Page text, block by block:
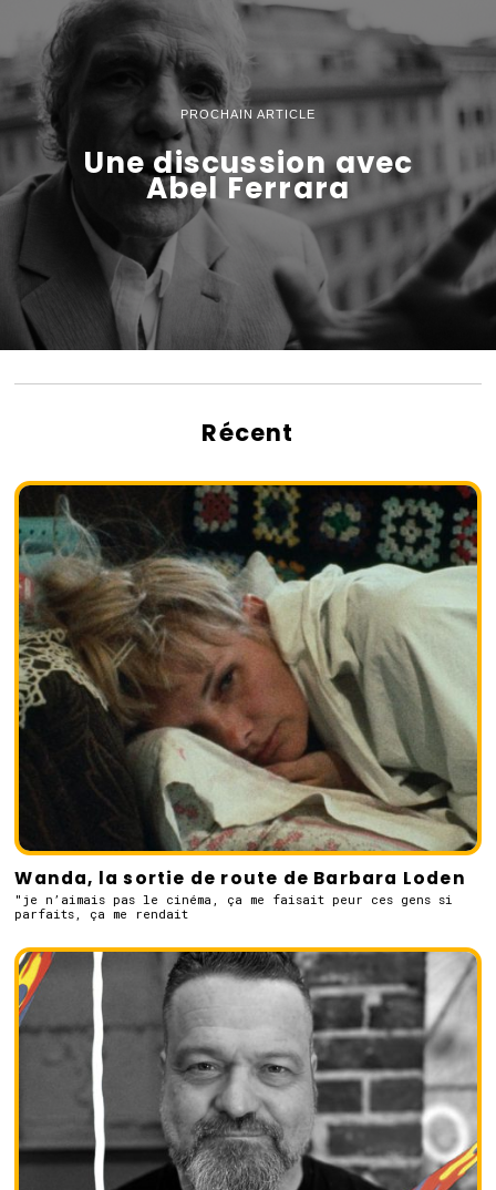
PROCHAIN ARTICLE
Une discussion avec
Abel Ferrara
Récent
Wanda, la sortie de route de Barbara Loden
"je n’aimais pas le cinéma, ça me faisait peur ces gens si
parfaits, ça me rendait